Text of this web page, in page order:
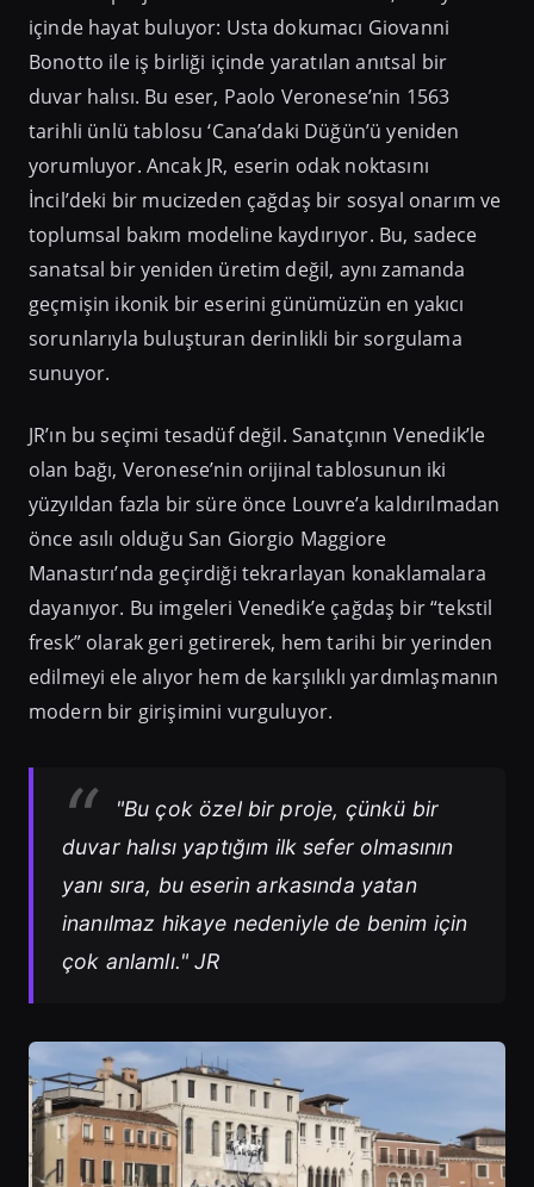
içinde hayat buluyor: Usta dokumacı Giovanni
Bonotto ile iş birliği içinde yaratılan anıtsal bir
duvar halısı. Bu eser, Paolo Veronese’nin 1563
tarihli ünlü tablosu ‘Cana’daki Düğün’ü yeniden
yorumluyor. Ancak JR, eserin odak noktasını
İncil’deki bir mucizeden çağdaş bir sosyal onarım ve
toplumsal bakım modeline kaydırıyor. Bu, sadece
sanatsal bir yeniden üretim değil, aynı zamanda
geçmişin ikonik bir eserini günümüzün en yakıcı
sorunlarıyla buluşturan derinlikli bir sorgulama
sunuyor.
JR’ın bu seçimi tesadüf değil. Sanatçının Venedik’le
olan bağı, Veronese’nin orijinal tablosunun iki
yüzyıldan fazla bir süre önce Louvre’a kaldırılmadan
önce asılı olduğu San Giorgio Maggiore
Manastırı’nda geçirdiği tekrarlayan konaklamalara
dayanıyor. Bu imgeleri Venedik’e çağdaş bir “tekstil
fresk” olarak geri getirerek, hem tarihi bir yerinden
edilmeyi ele alıyor hem de karşılıklı yardımlaşmanın
modern bir girişimini vurguluyor.
"Bu çok özel bir proje, çünkü bir
duvar halısı yaptığım ilk sefer olmasının
yanı sıra, bu eserin arkasında yatan
inanılmaz hikaye nedeniyle de benim için
çok anlamlı." JR